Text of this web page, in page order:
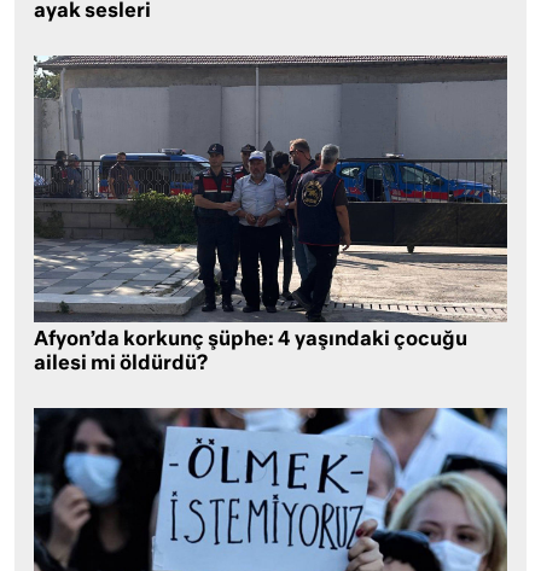
ayak sesleri
Afyon’da korkunç şüphe: 4 yaşındaki çocuğu
ailesi mi öldürdü?